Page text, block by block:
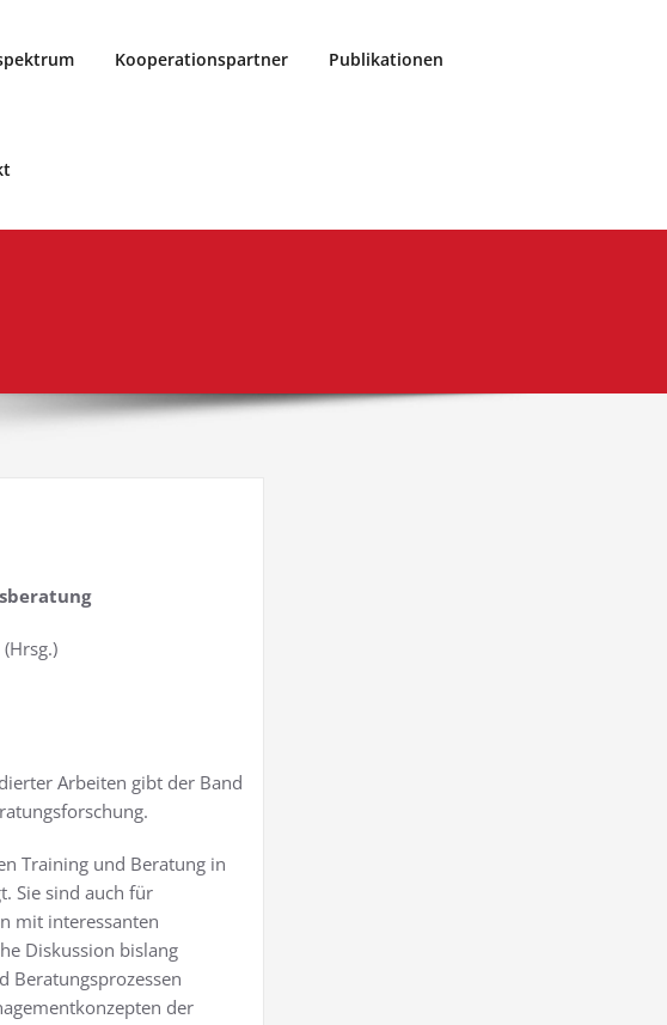
Kooperationspartner Publikationen
Arbeiten gibt der Band
Training und Beratung in
Sie sind auch für
mit interessanten
Diskussion bislang
Beratungsprozessen
der